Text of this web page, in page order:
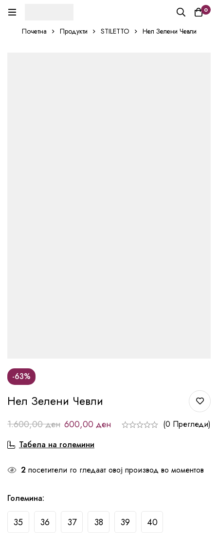
0
Почетна Продукти STILETTO Нел Зелени Чевли
-63%
Нел Зелени Чевли
1.600,00ден 600,00 ден
(0 Прегледи)
Табела на големини
2 посетители го гледаат овој производ во моментов
Големина:
35 36 37 38 39 40